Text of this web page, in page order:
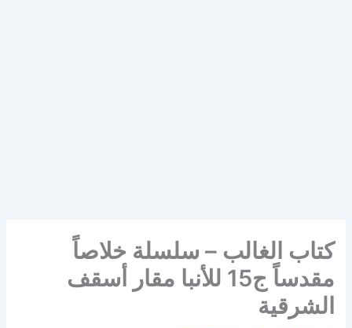
كتاب الغالب – سلسلة خلاصاً
مقدساً ج15 للأنبا مقار أسقف
الشرقية